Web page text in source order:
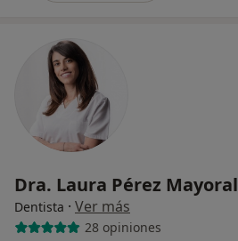
Dra. Laura Pérez Mayoral
Dentista · Ver más
28 opiniones